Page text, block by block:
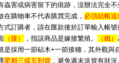
害或病害留下的痕跡，沒辦法完全不
購物車不代表購買完成， 必須結帳
訂購者，請在匯款後於訂單輸入帳號
（接） ，指該商品是嫁接繁殖。 （鐵）
採用一節砧木+一節接穗，其外觀與
星期三或五到貨 ，避免週末送貨有狀況